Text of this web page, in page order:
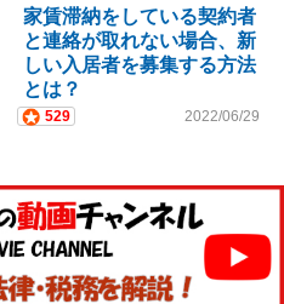
家賃滞納をしている契約者
と連絡が取れない場合、新
しい入居者を募集する方法
とは？
529 2022/06/29